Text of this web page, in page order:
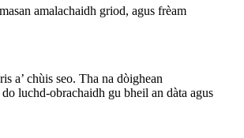
amalachaidh griod, agus frèam
a’ chùis seo. Tha na dòighean
luchd-obrachaidh gu bheil an dàta agus